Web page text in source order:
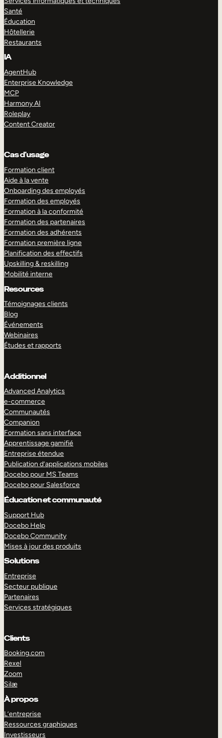
Santé
Éducation
Hôtellerie
Restaurants
IA
AgentHub
Enterprise Knowledge
MCP
Harmony AI
Roleplay
Content Creator
Cas d’usage
Formation client
Aide à la vente
Onboarding des employés
Formation des employés
Formation à la conformité
Formation des partenaires
Formation des adhérents
Formation première ligne
Planification des effectifs
Upskilling & reskilling
Mobilité interne
Resources
Témoignages clients
Blog
Événements
Webinaires
Études et rapports
Additionnel
Advanced Analytics
e-commerce
Communautés
Companion
Formation sans interface
Apprentissage gamifié
Entreprise étendue
Publication d’applications mobiles
Docebo pour MS Teams
Docebo pour Salesforce
Éducation et communauté
Support Hub
Docebo Help
Docebo Community
Mises à jour des produits
Solutions
Entreprise
Secteur publique
Partenaires
Services stratégiques
Clients
Booking.com
Rexel
Zoom
Silæ
À propos
L’entreprise
Ressources graphiques
Investisseurs